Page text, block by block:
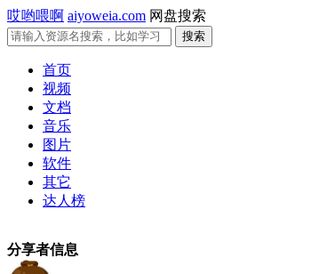
哎哟喂啊 aiyoweia.com 网盘搜索
首页
视频
文档
音乐
图片
软件
其它
达人榜
分享者信息